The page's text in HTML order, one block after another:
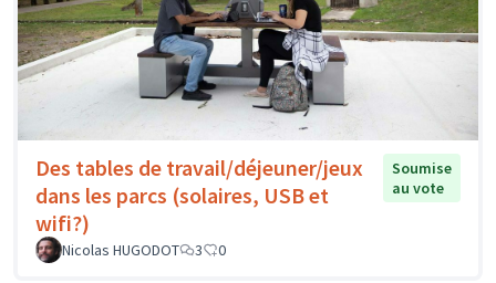
Des tables de travail/déjeuner/jeux
dans les parcs (solaires, USB et
wifi?)
Soumise
au vote
Nicolas HUGODOT 3 0